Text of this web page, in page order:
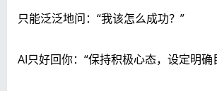
只能泛泛地问：“我该怎么成功？”
AI只好回你：“保持积极心态，设定明确